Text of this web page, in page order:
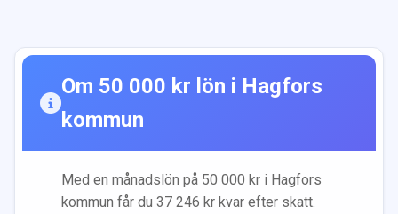
Om 50 000 kr lön i Hagfors
kommun
Med en månadslön på 50 000 kr i Hagfors
kommun får du 37 246 kr kvar efter skatt.